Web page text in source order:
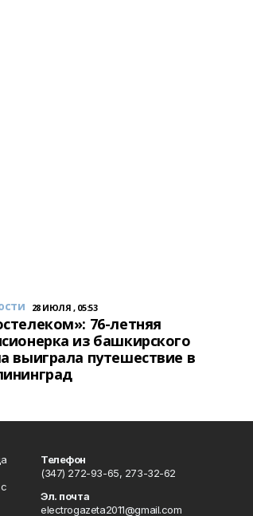
28 ИЮЛЯ , 05:53
76-летняя
из башкирского
выиграла путешествие в
Телефон
(347) 272-93-65, 273-32-62
Эл. почта
electrogazeta2011@gmail.com